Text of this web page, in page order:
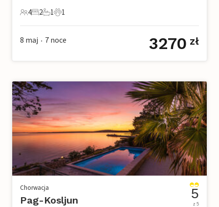
4 Goście
4
2 Sypialnie
2
1 Łazienka
1
1 Zwierzę domowe
1
8 maj • 7 noce 3270 zł
Chorwacja
Pag-Kosljun 5
z 5